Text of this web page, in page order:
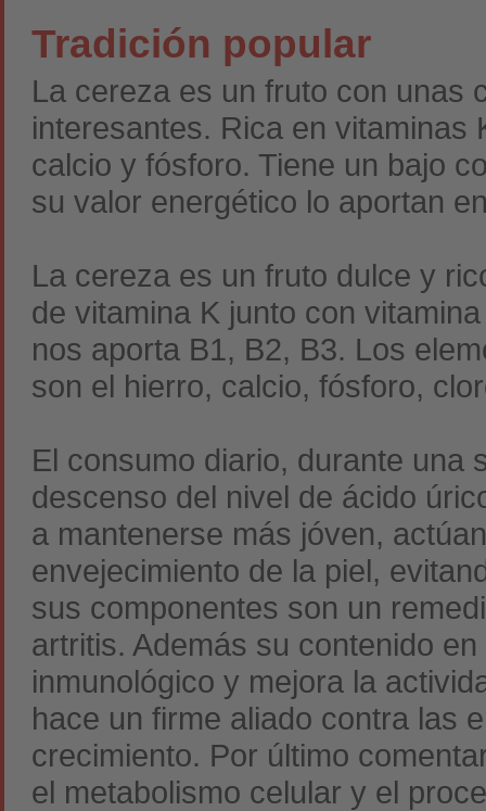
Tradición popular
La cereza es un fruto con unas
interesantes. Rica en vitaminas
calcio y fósforo. Tiene un bajo
su valor energético lo aportan
La cereza es un fruto dulce y
de vitamina K junto con
nos aporta B1, B2, B3. Los
son el hierro, calcio, fósforo,
El consumo diario, durante una
descenso del nivel de ácido
a mantenerse más jóven,
envejecimiento de la piel,
sus componentes son un
artritis. Además su contenido
inmunológico y mejora la
hace un firme aliado contra las
crecimiento. Por último
el metabolismo celular y el